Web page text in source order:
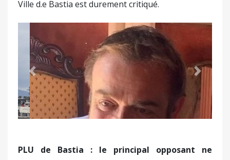
Ville d.e Bastia est durement critiqué.
Précédent Suivant